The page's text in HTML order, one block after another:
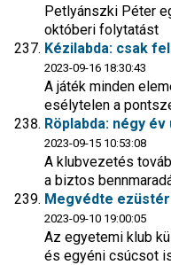
Petlyánszki Péter
októberi folytatást
Kézilabda: csak
2023-09-16 18:30:43
A játék minden
esélytelen a
Röplabda: négy
2023-09-15 10:53:08
A klubvezetés
a biztos
Megvédte
2023-09-10 19:00:05
Az egyetemi klub
és egyéni csúcsot